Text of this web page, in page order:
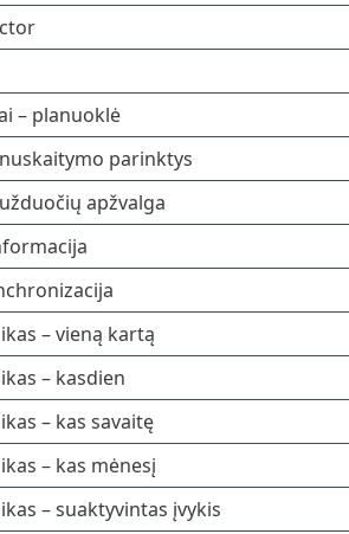
– planuoklė
parinktys
apžvalga
– vieną kartą
– kasdien
– kas savaitę
– kas mėnesį
– suaktyvintas įvykis